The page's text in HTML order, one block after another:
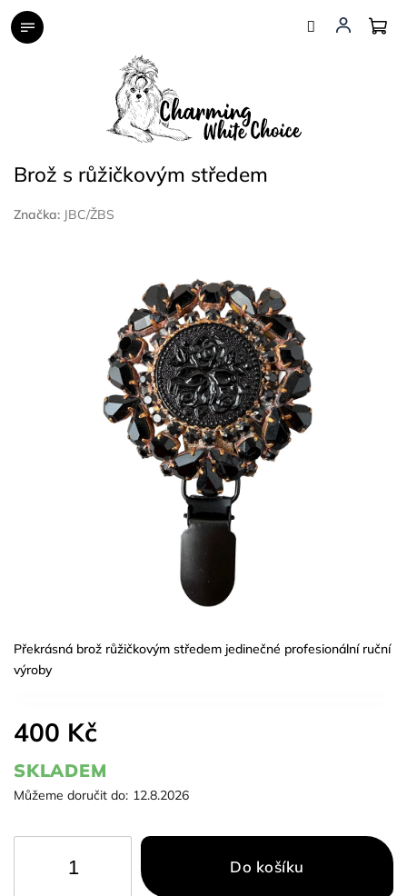
Přejít
na
Brož s růžičkovým středem
Značka: JBC/ŽBS
400 Kč
SKLADEM
Můžeme doručit do: 12.8.2026
Do košíku
Překrásná brož růžičkovým středem jedinečné profesionální ruční
výroby